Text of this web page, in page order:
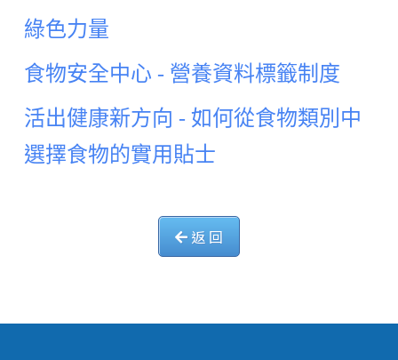
綠色力量
食物安全中心 - 營養資料標籤制度
活出健康新方向 - 如何從食物類別中
選擇食物的實用貼士
返 回